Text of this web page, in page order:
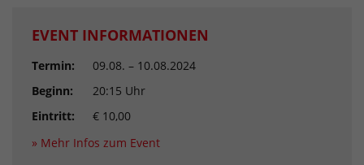
EVENT INFORMATIONEN
Termin:
09.08. – 10.08.2024
Beginn:
20:15 Uhr
Eintritt:
€ 10,00
» Mehr Infos zum Event